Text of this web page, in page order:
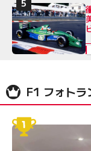
F1 フォトラ